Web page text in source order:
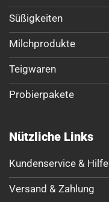
Süßigkeiten
Milchprodukte
Teigwaren
Probierpakete
Nützliche Links
Kundenservice & Hilfe
Versand & Zahlung